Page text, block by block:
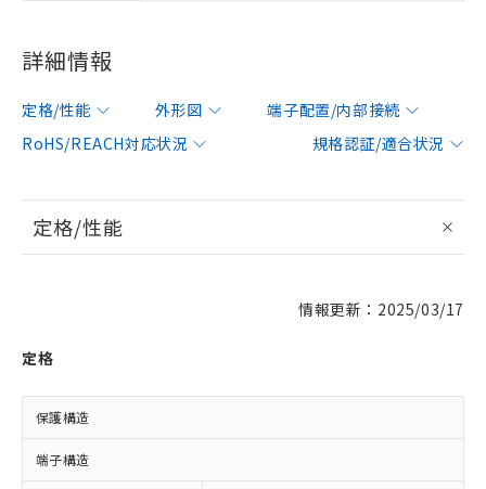
詳細情報
定格/性能 外形図
端子配置/内部接続
RoHS/REACH対応状況
規格認証/適合状況
定格/性能
情報更新：2025/03/17
定格
保護構造
端子構造